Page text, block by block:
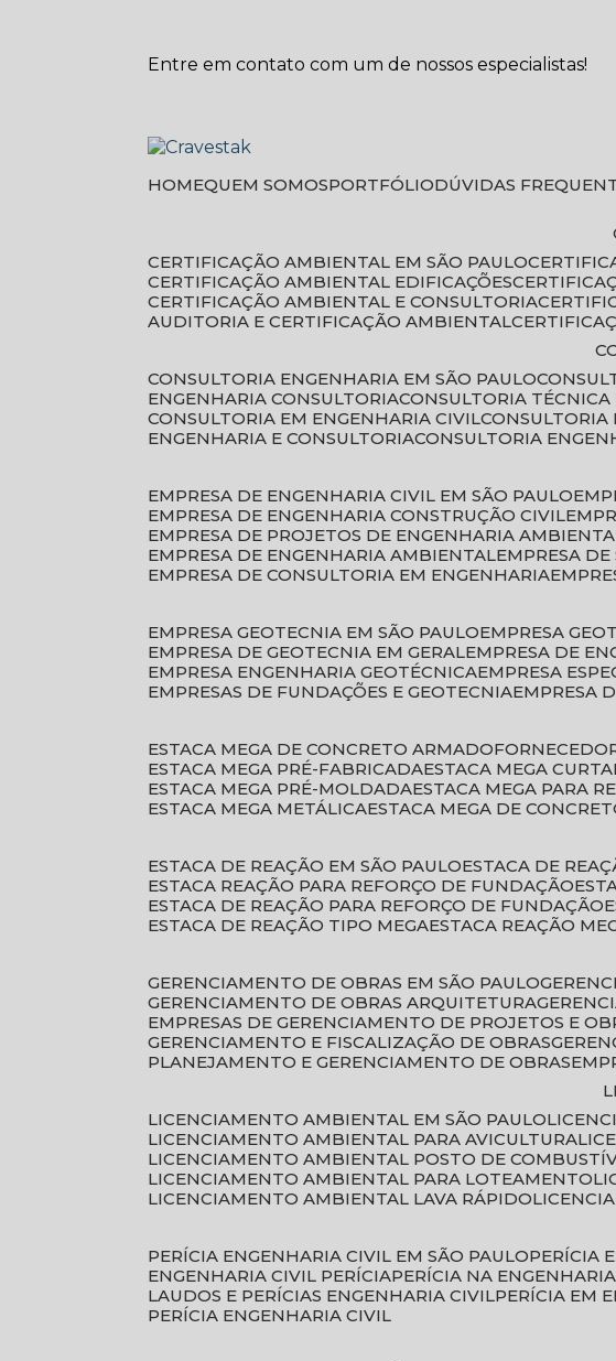
Entre em contato com um de nossos especialistas!
HOME QUEM SOMOS PORTFÓLIO DÚVIDAS
CERTIFICAÇÃO AMBIENTAL EM SÃO PAULO
CERTIFICAÇÃO AMBIENTAL EDIFICAÇÕES
CERTIFICAÇÃO AMBIENTAL E CONSULTORIA
AUDITORIA E CERTIFICAÇÃO AMBIENTAL
CONSULTORIA ENGENHARIA EM SÃO PAULO
ENGENHARIA CONSULTORIA CONSULTORIA
CONSULTORIA EM ENGENHARIA CIVIL
ENGENHARIA E CONSULTORIA CONSULTORIA
EMPRESA DE ENGENHARIA CIVIL EM SÃO PAULO
EMPRESA DE ENGENHARIA CONSTRUÇÃO CIVIL
EMPRESA DE PROJETOS DE ENGENHARIA
EMPRESA DE ENGENHARIA AMBIENTAL EMPRESA
EMPRESA DE CONSULTORIA EM ENGENHARIA
EMPRESA GEOTECNIA EM SÃO PAULO
EMPRESA
EMPRESA DE GEOTECNIA EM GERAL EMPRESA DE
EMPRESA ENGENHARIA GEOTÉCNICA EMPRESA
EMPRESAS DE FUNDAÇÕES E GEOTECNIA EMPRESA
ESTACA MEGA DE CONCRETO ARMADO
ESTACA MEGA PRÉ-FABRICADA ESTACA MEGA CURTA
ESTACA MEGA PRÉ-MOLDADA ESTACA MEGA PARA
ESTACA MEGA METÁLICA ESTACA MEGA DE
ESTACA DE REAÇÃO EM SÃO PAULO
ESTACA DE
ESTACA REAÇÃO PARA REFORÇO DE FUNDAÇÃO
ESTACA DE REAÇÃO PARA REFORÇO DE FUNDAÇÃO
ESTACA DE REAÇÃO TIPO MEGA ESTACA REAÇÃO
GERENCIAMENTO DE OBRAS EM SÃO PAULO
GERENCIAMENTO DE OBRAS ARQUITETURA
EMPRESAS DE GERENCIAMENTO DE PROJETOS E
GERENCIAMENTO E FISCALIZAÇÃO DE OBRAS
PLANEJAMENTO E GERENCIAMENTO DE OBRAS
LICENCIAMENTO AMBIENTAL EM SÃO PAULO
LICENCIAMENTO AMBIENTAL PARA AVICULTURA
LICENCIAMENTO AMBIENTAL POSTO DE
LICENCIAMENTO AMBIENTAL PARA LOTEAMENTO
LICENCIAMENTO AMBIENTAL LAVA RÁPIDO
PERÍCIA ENGENHARIA CIVIL EM SÃO PAULO
PERÍCIA
ENGENHARIA CIVIL PERÍCIA
PERÍCIA NA
LAUDOS E PERÍCIAS ENGENHARIA CIVIL
PERÍCIA EM
PERÍCIA ENGENHARIA CIVIL